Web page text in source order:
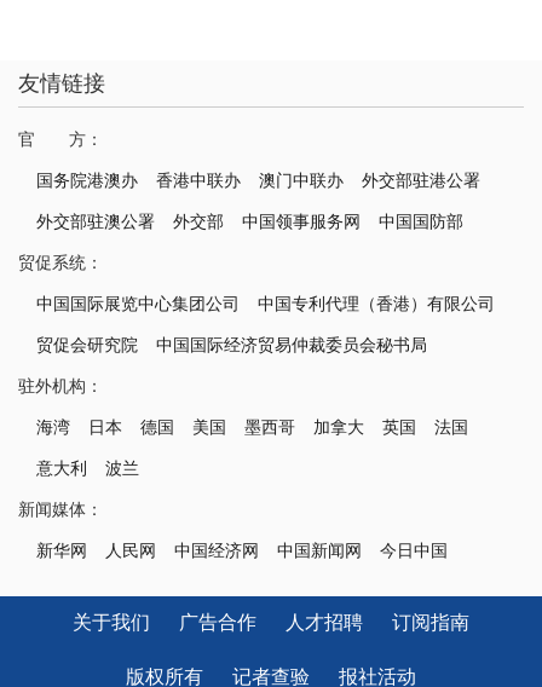
友情链接
官 方：
国务院港澳办 香港中联办 澳门中联办 外交部驻港公署
外交部驻澳公署 外交部 中国领事服务网 中国国防部
贸促系统：
中国国际展览中心集团公司 中国专利代理（香港）有限公司
贸促会研究院 中国国际经济贸易仲裁委员会秘书局
驻外机构：
海湾 日本 德国 美国 墨西哥 加拿大 英国 法国
意大利 波兰
新闻媒体：
新华网 人民网 中国经济网 中国新闻网 今日中国
关于我们 广告合作 人才招聘 订阅指南
版权所有 记者查验 报社活动